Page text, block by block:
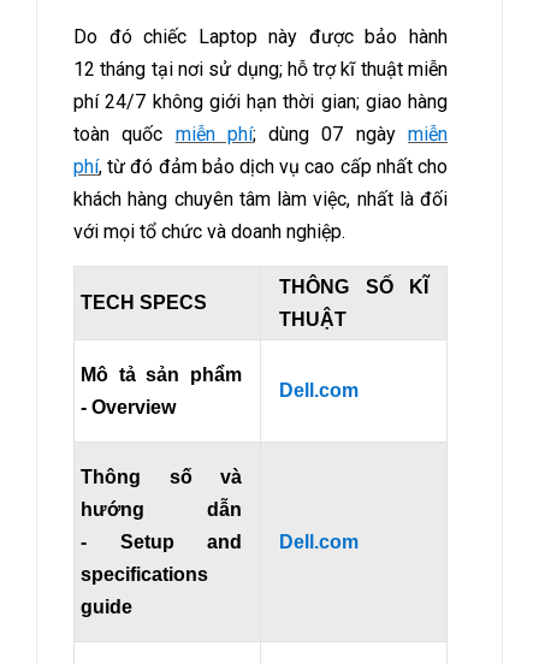
Do đó chiếc Laptop này được bảo hành
12 tháng tại nơi sử dụng; hỗ trợ kĩ thuật miễn
phí 24/7 không giới hạn thời gian; giao hàng
toàn quốc miễn phí; dùng 07 ngàymiễn
phí, từ đó đảm bảo dịch vụ cao cấp nhất cho
khách hàng chuyên tâm làm việc, nhất là đối
với mọi tổ chức và doanh nghiệp.
TECH SPECS
THÔNG SỐ KĨ
THUẬT
Mô tả sản phẩm
- Overview
Dell.com
Thông số và
hướng dẫn
- Setup and
specifications
guide
Dell.com